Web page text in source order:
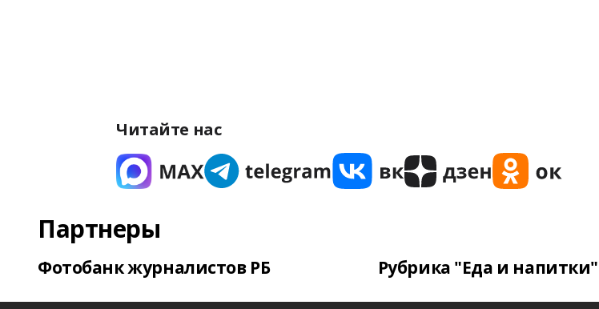
Читайте нас
Партнеры
Фотобанк журналистов РБ Рубрика "Еда и напитки"